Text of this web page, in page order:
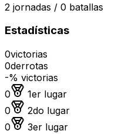
2 jornadas / 0 batallas
Estadísticas
0victorias
0derrotas
-% victorias
0
Medalla de oro
1er lugar
0
Medalla de plata
2do lugar
0
Medalla de bronce
3er lugar